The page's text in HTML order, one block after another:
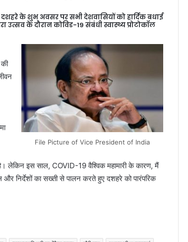
दशहरे के शुभ अवसर पर सभी देशवासियों को हार्दिक बधाई
उत्सव के दौरान कोविड-19 संबंधी स्वास्थ्य प्रोटोकॉल
File Picture of Vice President of India
लेकिन इस साल, COVID-19 वैश्विक महामारी के कारण, मैं
निर्देशों का सख्ती से पालन करते हुए दशहरे को पारंपरिक